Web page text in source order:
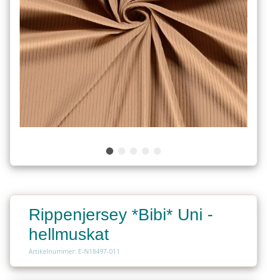
Rippenjersey *Bibi* Uni -
hellmuskat
Artikelnummer: E-N18497-011